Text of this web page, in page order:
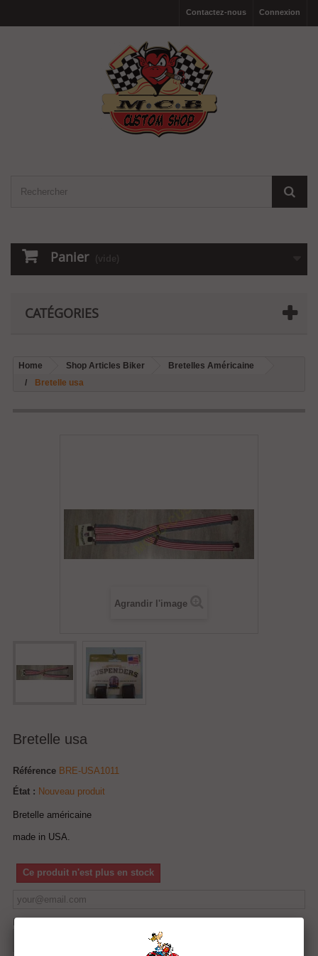
Connexion
Contactez-nous
Panier (vide)
CATÉGORIES
Home Shop Articles Biker
Bretelles Américaine
Bretelle usa
Agrandir l'image
Bretelle usa
Référence BRE-USA1011
État : Nouveau produit
Bretelle américaine
made in USA.
Ce produit n'est plus en stock
Notify me when available
Google+